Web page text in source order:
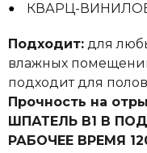
КВАРЦ-
Подходит: для
влажных
подходит для
Прочность на
ШПАТЕЛЬ В1 В
РАБОЧЕЕ ВРЕМЯ